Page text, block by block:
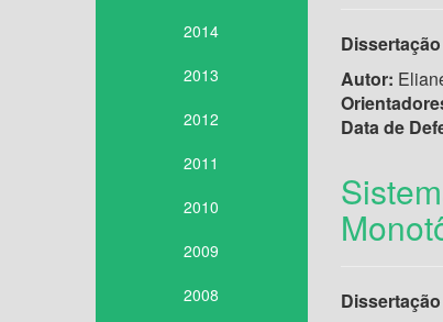
2014
2013
2012
2011
2010
2009
2008
Autor:
Data de
Dissertação